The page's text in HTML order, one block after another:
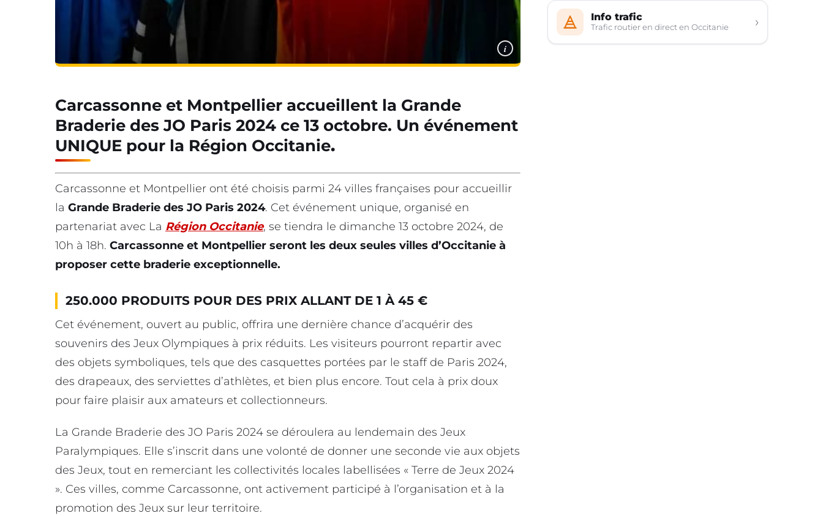
i
Carcassonne et Montpellier accueillent la Grande
Braderie des JO Paris 2024 ce 13 octobre. Un événement
UNIQUE pour la Région Occitanie.
Carcassonne et Montpellier ont été choisis parmi 24 villes françaises pour accueillir
la Grande Braderie des JO Paris 2024. Cet événement unique, organisé en
partenariat avec La Région Occitanie, se tiendra le dimanche 13 octobre 2024, de
10h à 18h. Carcassonne et Montpellier seront les deux seules villes d’Occitanie à
proposer cette braderie exceptionnelle.
250.000 PRODUITS POUR DES PRIX ALLANT DE 1 À 45 €
Cet événement, ouvert au public, offrira une dernière chance d’acquérir des
souvenirs des Jeux Olympiques à prix réduits. Les visiteurs pourront repartir avec
des objets symboliques, tels que des casquettes portées par le staff de Paris 2024,
des drapeaux, des serviettes d’athlètes, et bien plus encore. Tout cela à prix doux
pour faire plaisir aux amateurs et collectionneurs.
La Grande Braderie des JO Paris 2024 se déroulera au lendemain des Jeux
Paralympiques. Elle s’inscrit dans une volonté de donner une seconde vie aux objets
des Jeux, tout en remerciant les collectivités locales labellisées « Terre de Jeux 2024
». Ces villes, comme Carcassonne, ont activement participé à l’organisation et à la
promotion des Jeux sur leur territoire.
Info trafic
Trafic routier en direct en Occitanie ›